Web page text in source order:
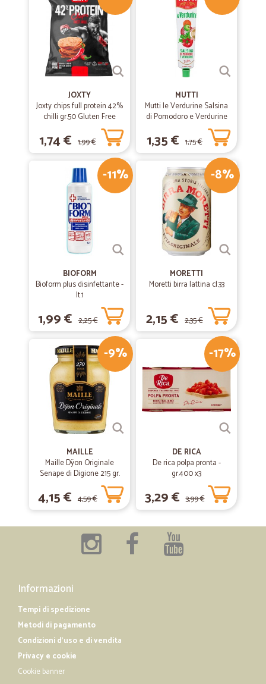
JOXTY
Joxty chips full protein 42%
chilli gr.50 Gluten Free
1,74 € 1,99 €
MUTTI
Mutti le Verdurine Salsina
di Pomodoro e Verdurine
1,35 € 1,75 €
-11%
BIOFORM
Bioform plus disinfettante -
lt.1
1,99 € 2,25 €
-8%
MORETTI
Moretti birra lattina cl.33
2,15 € 2,35 €
-9%
MAILLE
Maille Dÿon Originale
Senape di Digione 215 gr.
4,15 € 4,59 €
-17%
DE RICA
De rica polpa pronta -
gr.400 x3
3,29 € 3,99 €
Informazioni
Tempi di spedizione
Metodi di pagamento
Condizioni d'uso e di vendita
Privacy e cookie
Cookie banner